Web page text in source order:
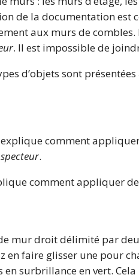
de la documentation est
aux murs de
. Il est impossible de
d’objets sont
explique comment
.
comment appliquer
mur droit délimité par
en faire glisser une pour
surbrillance en vert.